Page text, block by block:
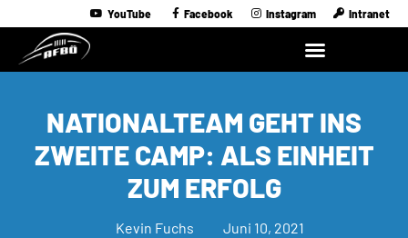
YouTube Facebook Instagram Intranet
NATIONALTEAM GEHT INS
ZWEITE CAMP: ALS EINHEIT
ZUM ERFOLG
Kevin Fuchs Juni 10, 2021